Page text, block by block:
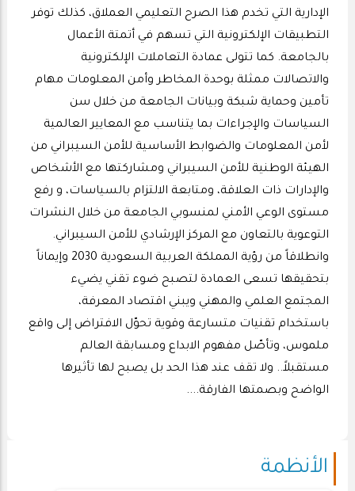
الإدارية التي تخدم هذا الصرح التعليمي العملاق، كذلك توفر
التطبيقات الإلكترونية التي تسهم في أتمتة الأعمال
بالجامعة. كما تتولى عمادة التعاملات الإلكترونية
والاتصالات ممثلة بوحدة المخاطر وأمن المعلومات مهام
تأمين وحماية شبكة وبيانات الجامعة من خلال سن
السياسات والإجراءات بما يتناسب مع المعايير العالمية
لأمن المعلومات والضوابط الأساسية للأمن السيبراني من
الهيئة الوطنية للأمن السيبراني ومشاركتها مع الأشخاص
والإدارات ذات العلاقة، ومتابعة الالتزام بالسياسات، و رفع
مستوى الوعي الأمني لمنسوبي الجامعة من خلال النشرات
التوعوية بالتعاون مع المركز الإرشادي للأمن السيبراني.
وانطلاقاً من رؤية المملكة العربية السعودية 2030 وإيماناً
بتحقيقها تسعى العمادة لتصبح ضوء تقني يضيء
المجتمع العلمي والمهني ويبني اقتصاد المعرفة،
باستخدام تقنيات متسارعة وقوية تحوّل الافتراض إلى واقع
ملموس، وتأصّل مفهوم الابداع ومسابقة العالم
مستقبلاً.. ولا تقف عند هذا الحد بل يصبح لها تأثيرها
الواضح وبصمتها الفارقة....
الأنظمة